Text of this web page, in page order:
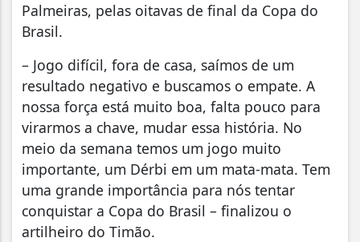
Palmeiras, pelas oitavas de final da Copa do
Brasil.
– Jogo difícil, fora de casa, saímos de um
resultado negativo e buscamos o empate. A
nossa força está muito boa, falta pouco para
virarmos a chave, mudar essa história. No
meio da semana temos um jogo muito
importante, um Dérbi em um mata-mata. Tem
uma grande importância para nós tentar
conquistar a Copa do Brasil – finalizou o
artilheiro do Timão.